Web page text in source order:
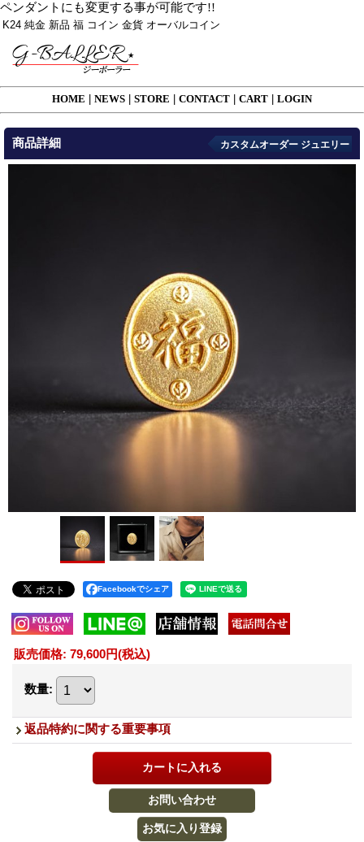
ペンダントにも変更する事が可能です!!
K24 純金 新品 福 コイン 金貨 オーバルコイン
HOME NEWS STORE CONTACT CART LOGIN
商品詳細 カスタムオーダー ジュエリー
Facebookでシェア
販売価格: 79,600円(税込)
数量:
返品特約に関する重要事項